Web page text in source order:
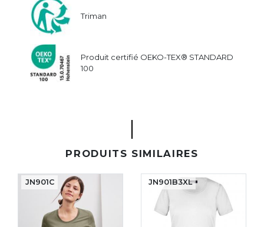
Triman
Produit certifié OEKO-TEX® STANDARD
100
PRODUITS SIMILAIRES
JN901C JN901B3XL